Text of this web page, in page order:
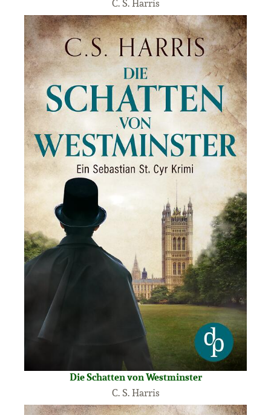
C. S. Harris
Die Schatten von Westminster
C. S. Harris